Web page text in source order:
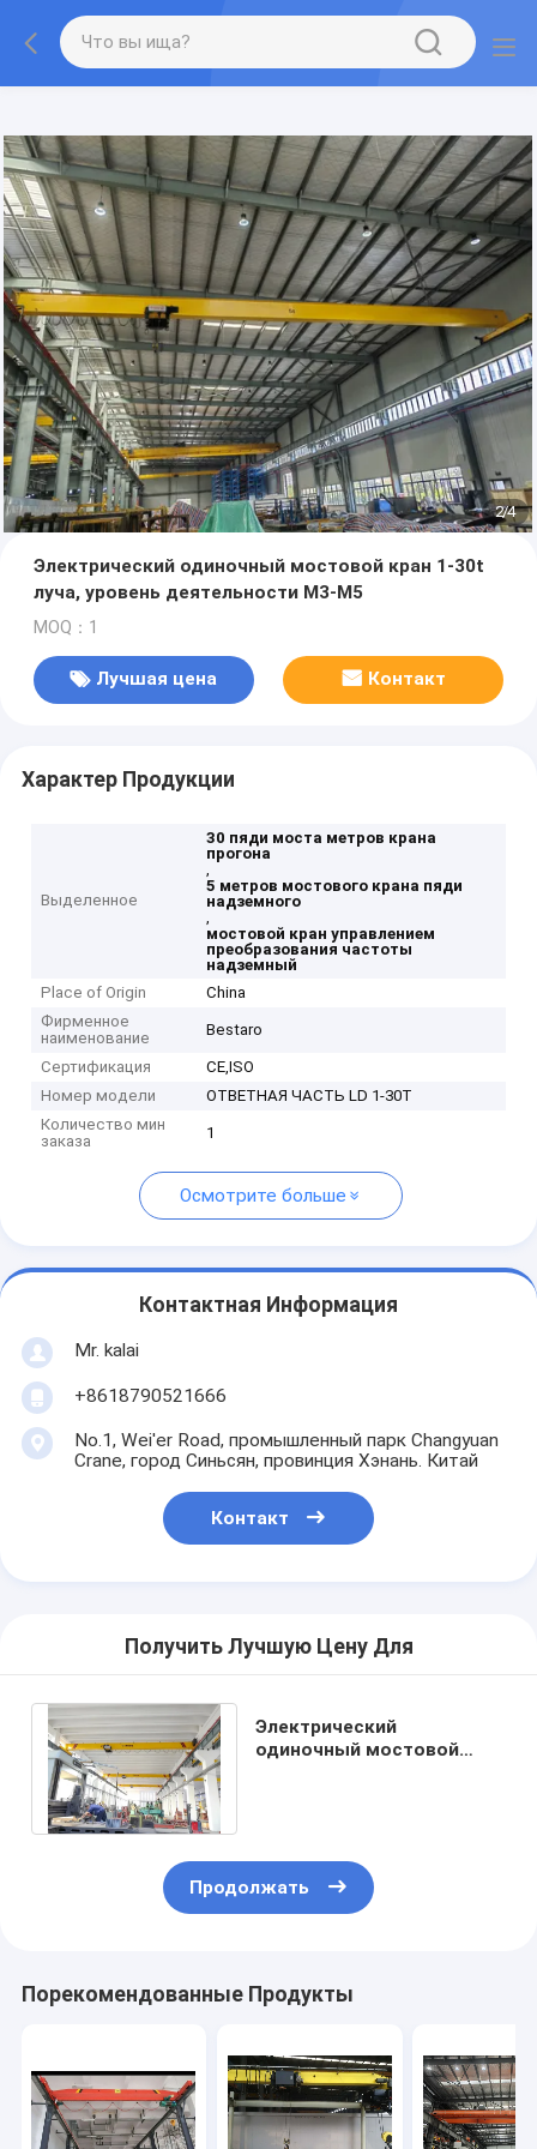
gtag('config', 'G-QWE9HWC3PF', {cookie_flags:
"SameSite=None;Secure"});
2/4
Электрический одиночный мостовой кран 1-30t
луча, уровень деятельности M3-M5
MOQ：1
Лучшая цена Контакт
Характер Продукции
Выделенное
30 пяди моста метров крана
прогона
,
5 метров мостового крана пяди
надземного
,
мостовой кран управлением
преобразования частоты
надземный
Place of Origin
China
Фирменное
наименование
Bestaro
Сертификация
CE,ISO
Номер модели
ОТВЕТНАЯ ЧАСТЬ LD 1-30T
Количество мин
заказа
1
Осмотрите больше
Контактная Информация
Mr. kalai
+8618790521666
No.1, Wei'er Road, промышленный парк Changyuan
Crane, город Синьсян, провинция Хэнань. Китай
Контакт
Получить Лучшую Цену Для
Электрический
одиночный мостовой
Продолжать
Порекомендованные Продукты